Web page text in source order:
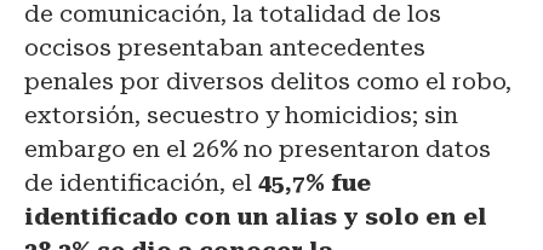
de comunicación, la totalidad de los
occisos presentaban antecedentes
penales por diversos delitos como el robo,
extorsión, secuestro y homicidios; sin
embargo en el 26% no presentaron datos
de identificación, el 45,7% fue
identificado con un alias y solo en el